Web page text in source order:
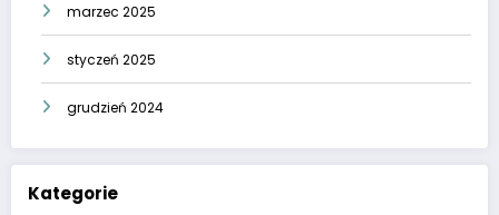
marzec 2025
styczeń 2025
grudzień 2024
Kategorie